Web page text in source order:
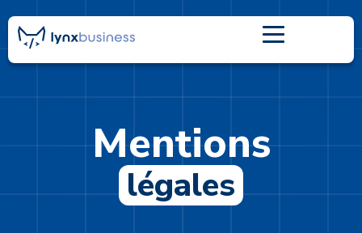
Mentions
légales